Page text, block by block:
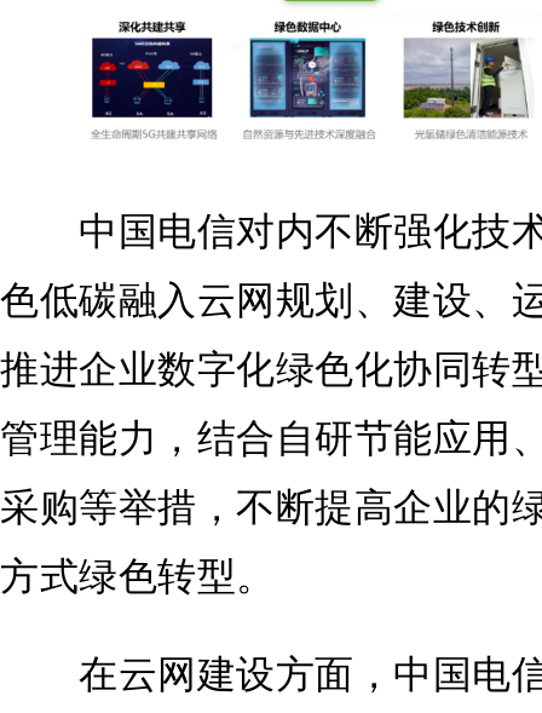
中国电信对内不断强化技
色低碳融入云网规划、建设、
推进企业数字化绿色化协同转
管理能力，结合自研节能应用
采购等举措，不断提高企业的
方式绿色转型。
在云网建设方面，中国电